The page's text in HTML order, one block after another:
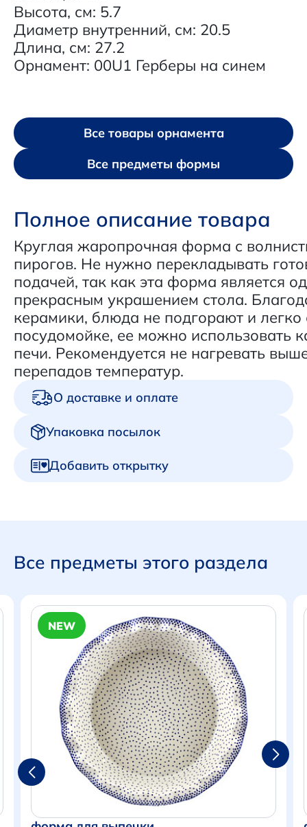
Высота, см: 5.7
Диаметр внутренний, см: 20.5
Длина, см: 27.2
Орнамент: 00U1 Герберы на синем
Все товары орнамента
Все предметы формы
Полное описание товара
Круглая жаропрочная форма с
пирогов. Не нужно перекладывать
подачей, так как эта форма является
прекрасным украшением стола.
керамики, блюда не подгорают и
посудомойке, ее можно использовать
печи. Рекомендуется не нагревать
перепадов температур.
О доставке и оплате
Упаковка посылок
Добавить открытку
Все предметы этого раздела
NEW